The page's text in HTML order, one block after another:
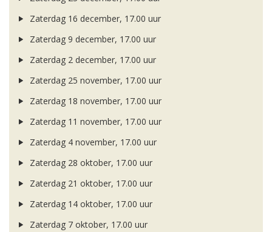
Zaterdag 16 december, 17.00 uur
Zaterdag 9 december, 17.00 uur
Zaterdag 2 december, 17.00 uur
Zaterdag 25 november, 17.00 uur
Zaterdag 18 november, 17.00 uur
Zaterdag 11 november, 17.00 uur
Zaterdag 4 november, 17.00 uur
Zaterdag 28 oktober, 17.00 uur
Zaterdag 21 oktober, 17.00 uur
Zaterdag 14 oktober, 17.00 uur
Zaterdag 7 oktober, 17.00 uur